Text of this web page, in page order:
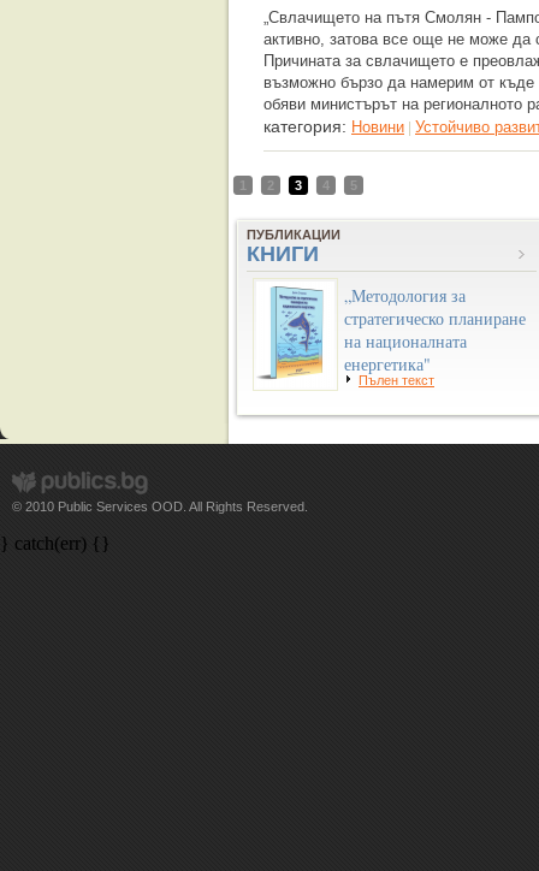
„Свлачището на пътя Смолян -
активно, затова все още не може да
Причината за свлачището е
възможно бързо да намерим от къде
обяви министърът на регионалното
категория: Новини | Устойчиво
1 2 3 4 5
ПУБЛИКАЦИИ
КНИГИ
„Методология за
стратегическо планиране
на националната
енергетика"
Пълен текст
© 2010 Public Services OOD. All Rights Reserved.
} catch(err) {}